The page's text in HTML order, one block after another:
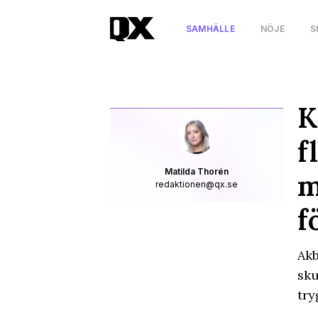
SAMHÄLLE NÖJE
Matilda Thorén
redaktionen@qx.se